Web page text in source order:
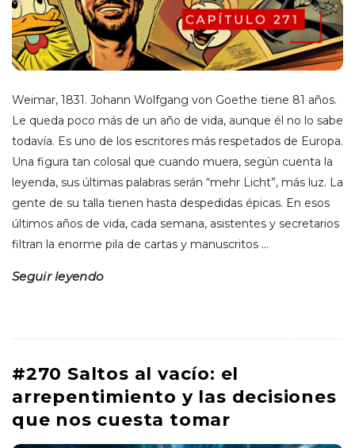
Weimar, 1831. Johann Wolfgang von Goethe tiene 81 años.
Le queda poco más de un año de vida, aunque él no lo sabe
todavía. Es uno de los escritores más respetados de Europa.
Una figura tan colosal que cuando muera, según cuenta la
leyenda, sus últimas palabras serán “mehr Licht”, más luz. La
gente de su talla tienen hasta despedidas épicas. En esos
últimos años de vida, cada semana, asistentes y secretarios
filtran la enorme pila de cartas y manuscritos …
Seguir leyendo
#270 Saltos al vacío: el
arrepentimiento y las decisiones
que nos cuesta tomar